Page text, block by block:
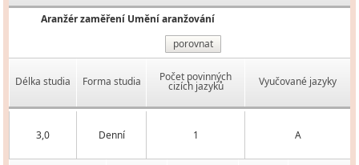
Aranžér zaměření Umění aranžování
porovnat
Délka studia Forma studia Počet povinných
cizích jazyků Vyučované jazyky
3,0 Denní 1 A